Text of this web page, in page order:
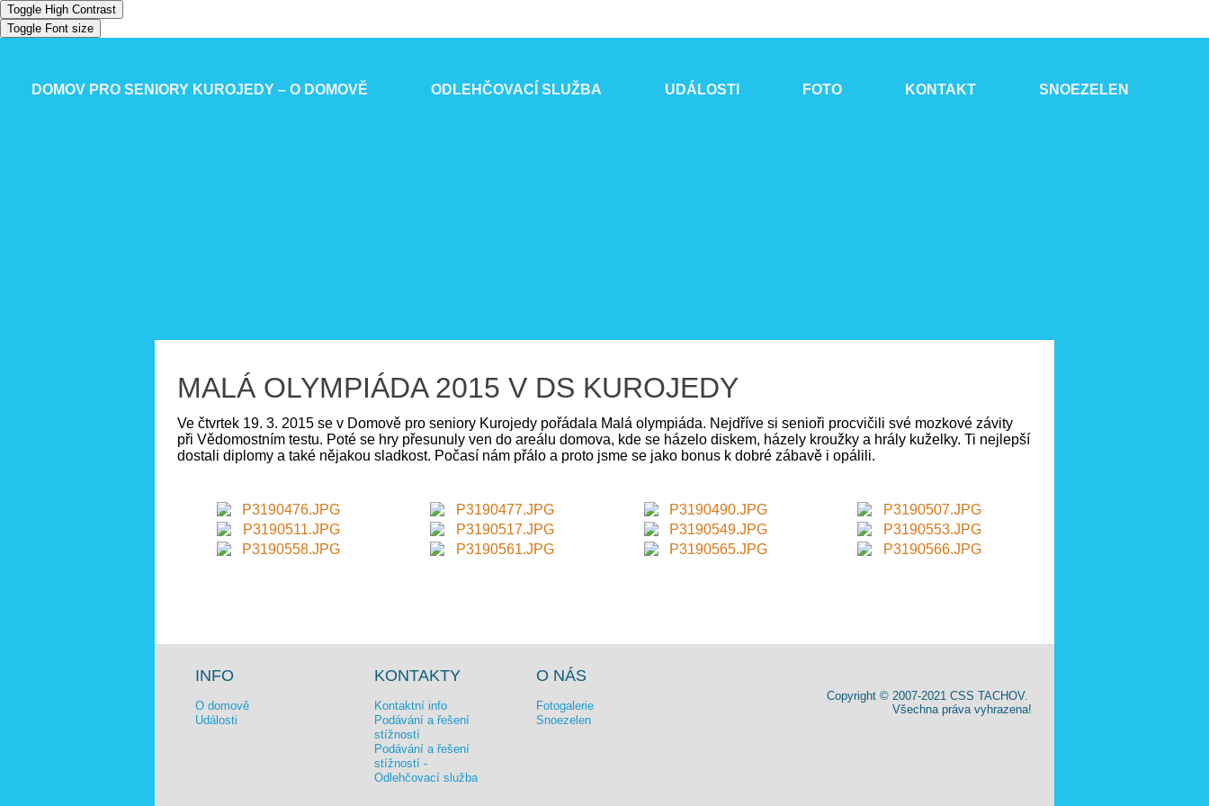
Toggle High Contrast
Toggle Font size
DOMOV PRO SENIORY KUROJEDY – O DOMOVĚ ODLEHČOVACÍ SLUŽBA UDÁLOSTI FOTO KONTAKT SNOEZELEN
MALÁ OLYMPIÁDA 2015 V DS KUROJEDY
Ve čtvrtek 19. 3. 2015 se v Domově pro seniory Kurojedy pořádala Malá olympiáda. Nejdříve si senioři procvičili své mozkové závity
při Vědomostním testu. Poté se hry přesunuly ven do areálu domova, kde se házelo diskem, házely kroužky a hrály kuželky. Ti nejlepší
dostali diplomy a také nějakou sladkost. Počasí nám přálo a proto jsme se jako bonus k dobré zábavě i opálili.
INFO
O domově
Události
KONTAKTY
Kontaktní info
Podávání a řešení
stížností
Podávání a řešení
stížností -
Odlehčovací služba
O NÁS
Fotogalerie
Snoezelen
Copyright © 2007-2021 CSS TACHOV.
Všechna práva vyhrazena!